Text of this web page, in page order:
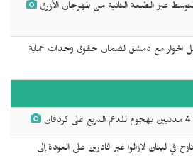
عبر الطبعة الثانية من المهرجان الأزرق
الحوار مع دمشق لضمان حقوق وحدات حماية
375 ألف نازح في لبنان لازالوا غير قادرين على العودة إلى